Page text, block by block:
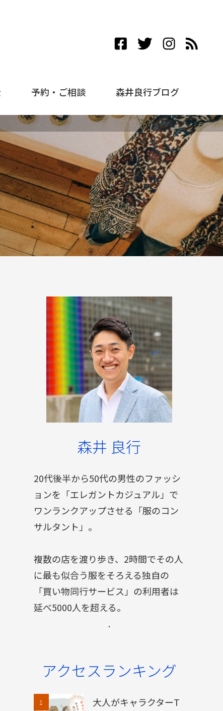
予約・ご相談 森井良行ブログ
森井 良行
20代後半から50代の男性のファッシ
ョンを「エレガントカジュアル」で
ワンランクアップさせる「服のコン
サルタント」。
複数の店を渡り歩き、2時間でその人
に最も似合う服をそろえる独自の
「買い物同行サービス」の利用者は
延べ5000人を超える。
.
アクセスランキング
大人がキャラクターT